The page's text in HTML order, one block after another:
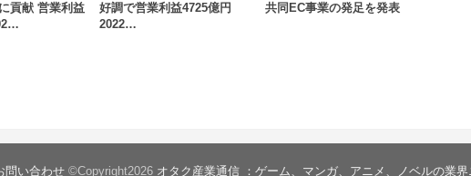
貢献 営業利益
好調で営業利益4725億円
2022…
共同EC事業の発足を発表
問い合わせ ©Copyright2026 オタク産業通信 ：ゲーム、マンガ、アニメ、ノベルの業界